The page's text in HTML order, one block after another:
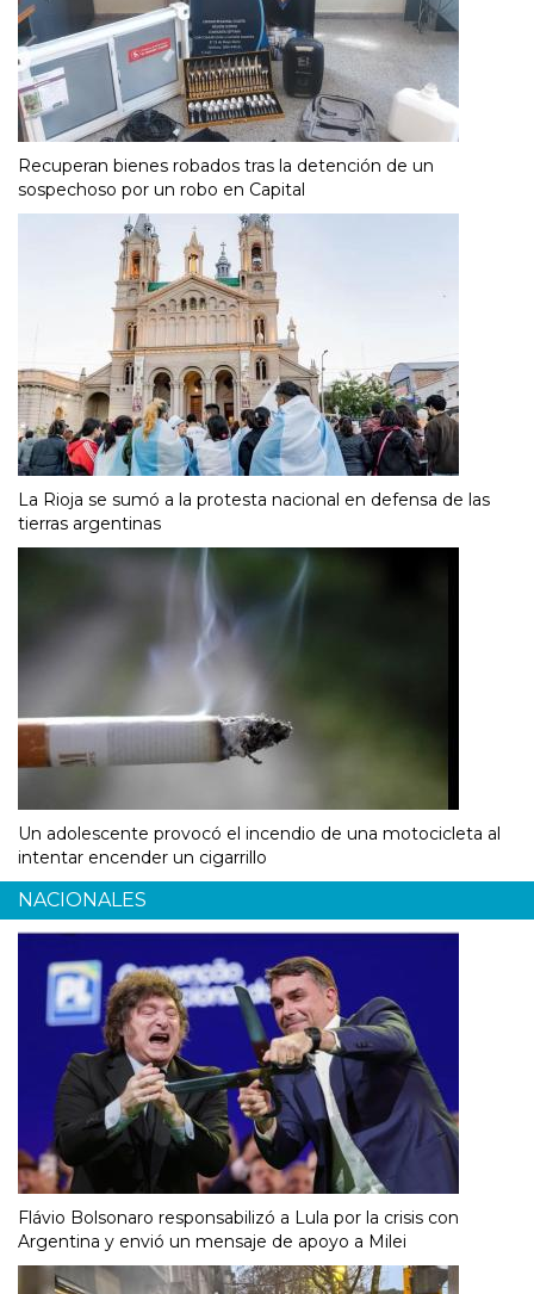
Recuperan bienes robados tras la detención de un
sospechoso por un robo en Capital
La Rioja se sumó a la protesta nacional en defensa de las
tierras argentinas
Un adolescente provocó el incendio de una motocicleta al
intentar encender un cigarrillo
NACIONALES
Flávio Bolsonaro responsabilizó a Lula por la crisis con
Argentina y envió un mensaje de apoyo a Milei